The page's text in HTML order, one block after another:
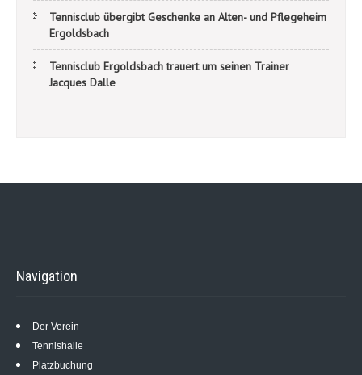
Tennisclub übergibt Geschenke an Alten- und Pflegeheim
Ergoldsbach
Tennisclub Ergoldsbach trauert um seinen Trainer
Jacques Dalle
Navigation
Der Verein
Tennishalle
Platzbuchung